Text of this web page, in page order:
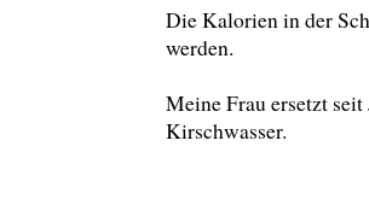
Die Kalorien in der
werden.
Meine Frau ersetzt
Kirschwasser.